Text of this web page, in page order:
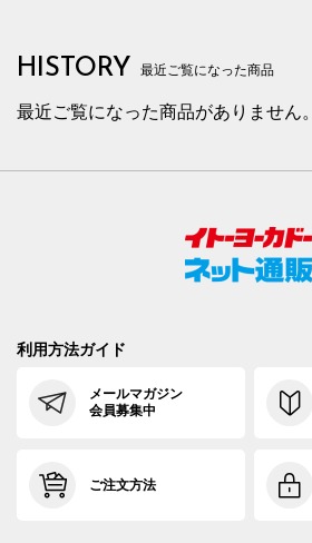
HISTORY 最近ご覧になった商品
最近ご覧になった商品がありません。
利用方法ガイド
メールマガジン
会員募集中
ご注文方法